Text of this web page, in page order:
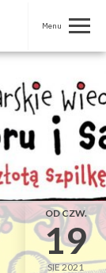
OD CZW.
19
SIE 2021